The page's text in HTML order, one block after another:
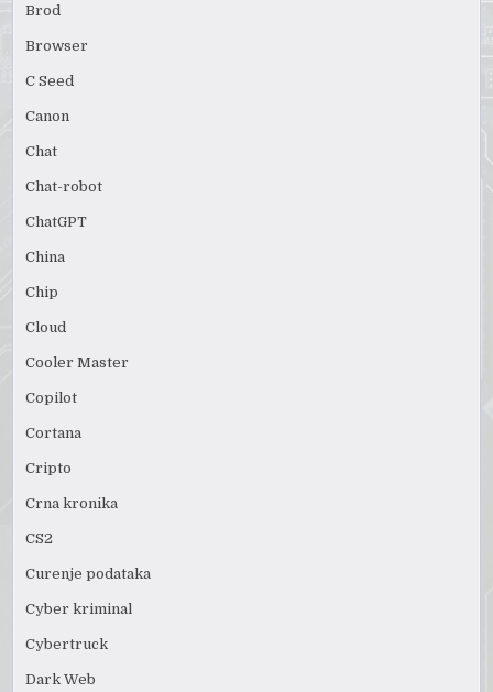
Brod
Browser
C Seed
Canon
Chat
Chat-robot
ChatGPT
China
Chip
Cloud
Cooler Master
Copilot
Cortana
Cripto
Crna kronika
CS2
Curenje podataka
Cyber kriminal
Cybertruck
Dark Web